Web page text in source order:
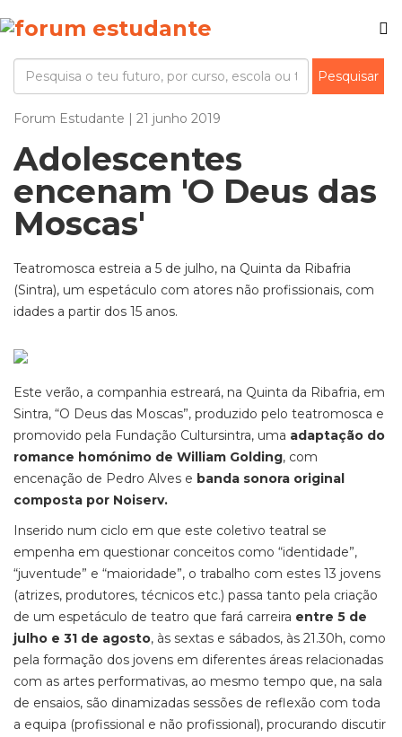
Forum Estudante | 21 junho 2019
Adolescentes
encenam 'O Deus das
Moscas'
Teatromosca estreia a 5 de julho, na Quinta da Ribafria
(Sintra), um espetáculo com atores não profissionais, com
idades a partir dos 15 anos.
Este verão, a companhia estreará, na Quinta da Ribafria, em
Sintra, “O Deus das Moscas”, produzido pelo teatromosca e
promovido pela Fundação Cultursintra, uma adaptação do
romance homónimo de William Golding, com
encenação de Pedro Alves e banda sonora original
composta por Noiserv.
Inserido num ciclo em que este coletivo teatral se
empenha em questionar conceitos como “identidade”,
“juventude” e “maioridade”, o trabalho com estes 13 jovens
(atrizes, produtores, técnicos etc.) passa tanto pela criação
de um espetáculo de teatro que fará carreira entre 5 de
julho e 31 de agosto, às sextas e sábados, às 21.30h, como
pela formação dos jovens em diferentes áreas relacionadas
com as artes performativas, ao mesmo tempo que, na sala
de ensaios, são dinamizadas sessões de reflexão com toda
a equipa (profissional e não profissional), procurando discutir